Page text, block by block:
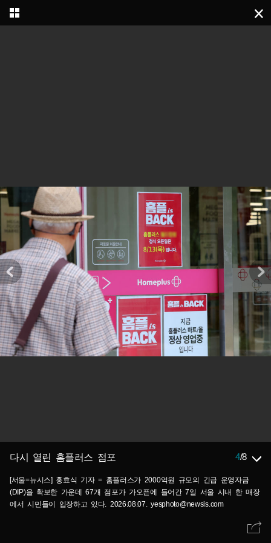
다시 열린 홈플러스 점포 4/8
[서울=뉴시스] 홍효식 기자 = 홈플러스가 2000억원 규모의 긴급 운영자금
(DIP)을 확보한 가운데 67개 점포가 가오픈에 들어간 7일 서울 시내 한 매장
에서 시민들이 입장하고 있다. 2026.08.07. yesphoto@newsis.com